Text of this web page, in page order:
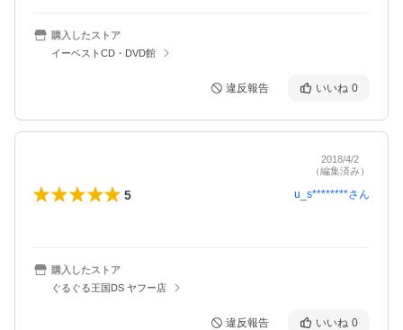
購入したストア
イーベストCD・DVD館
違反報告 いいね 0
2018/4/2
（編集済み）
5 u_s********さん
購入したストア
ぐるぐる王国DS ヤフー店
違反報告 いいね 0